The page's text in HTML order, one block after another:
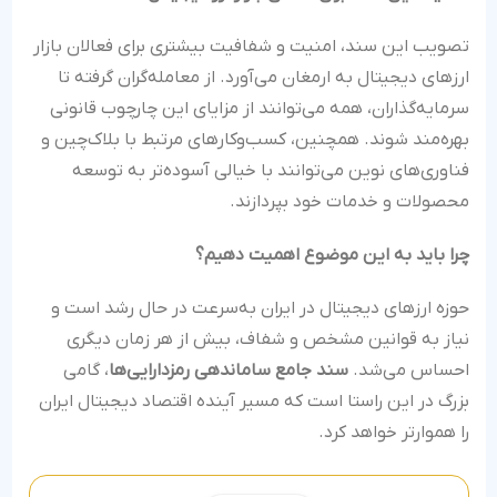
تصویب این سند، امنیت و شفافیت بیشتری برای فعالان بازار
ارزهای دیجیتال به ارمغان می‌آورد. از معامله‌گران گرفته تا
سرمایه‌گذاران، همه می‌توانند از مزایای این چارچوب قانونی
بهره‌مند شوند. همچنین، کسب‌وکارهای مرتبط با بلاک‌چین و
فناوری‌های نوین می‌توانند با خیالی آسوده‌تر به توسعه
محصولات و خدمات خود بپردازند.
چرا باید به این موضوع اهمیت دهیم؟
حوزه ارزهای دیجیتال در ایران به‌سرعت در حال رشد است و
نیاز به قوانین مشخص و شفاف، بیش از هر زمان دیگری
احساس می‌شد.سند جامع ساماندهی رمزدارایی‌ها، گامی
بزرگ در این راستا است که مسیر آینده اقتصاد دیجیتال ایران
را هموارتر خواهد کرد.